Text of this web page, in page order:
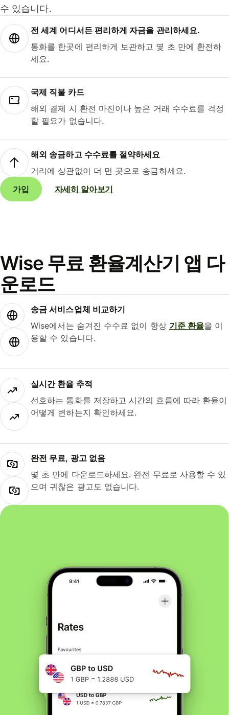
수 있습니다.
전 세계 어디서든 편리하게 자금을 관리하세요.
통화를 한곳에 편리하게 보관하고 몇 초 만에 환전하
세요.
국제 직불 카드
해외 결제 시 환전 마진이나 높은 거래 수수료를 걱정
할 필요가 없습니다.
해외 송금하고 수수료를 절약하세요
거리에 상관없이 더 먼 곳으로 송금하세요.
가입
자세히 알아보기
Wise 무료 환율계산기 앱 다
운로드
송금 서비스업체 비교하기
Wise에서는 숨겨진 수수료 없이 항상 기준 환율을 이
용할 수 있습니다.
실시간 환율 추적
선호하는 통화를 저장하고 시간의 흐름에 따라 환율이
어떻게 변하는지 확인하세요.
완전 무료, 광고 없음
몇 초 만에 다운로드하세요. 완전 무료로 사용할 수 있
으며 귀찮은 광고도 없습니다.